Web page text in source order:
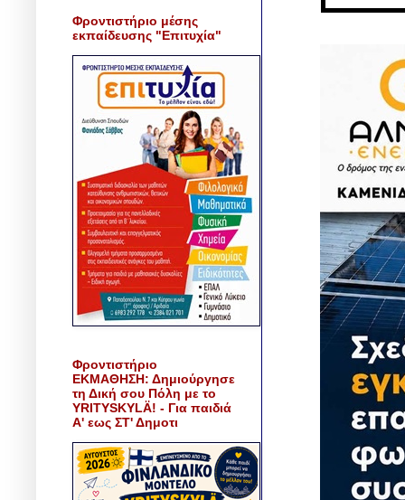
Φροντιστήριο μέσης
εκπαίδευσης "Επιτυχία"
Φροντιστήριο
ΕΚΜΑΘΗΣΗ: Δημιούργησε
τη Δική σου Πόλη με το
YRITYSKYLÄ! - Για παιδιά
Α' εως ΣΤ' Δημοτι